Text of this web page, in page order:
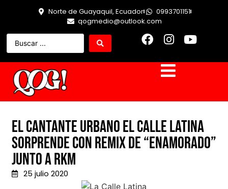
Norte de Guayaquil, Ecuador
0993701151
qogmedio@outlook.com
El cantante urbano El Calle Latina
sorprende con remix de “Enamorado”
junto a RKM
25 julio 2020